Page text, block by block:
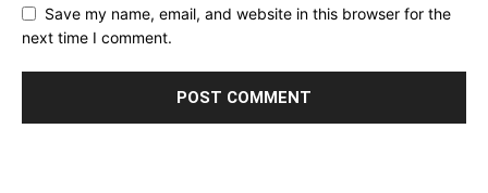
Save my name, email, and website in this browser for the
next time I comment.